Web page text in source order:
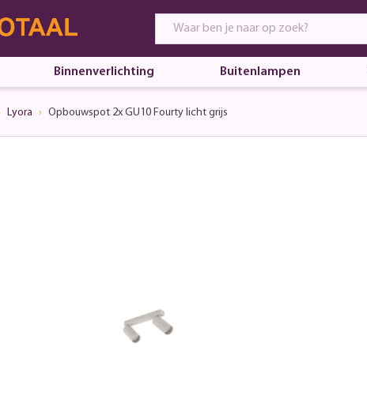
Binnenverlichting Buitenlampen
Lyora Opbouwspot 2x GU10 Fourty licht grijs